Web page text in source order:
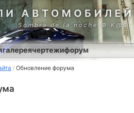
АВТОМОБИЛЕЙ
Sombra de la noche © K@S
галереячертежифорум
Обновление форума